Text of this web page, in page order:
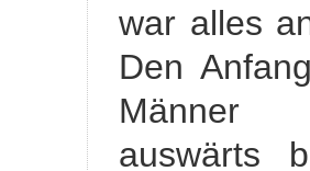
war alles
Den
Männer
auswärts